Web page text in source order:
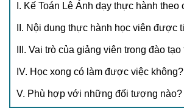
I. Kế Toán Lê Ánh dạy thực hành theo
II. Nội dung thực hành học viên được
III. Vai trò của giảng viên trong đào
IV. Học xong có làm được việc không?
V. Phù hợp với những đối tượng nào?